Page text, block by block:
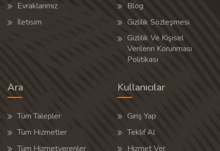
Evraklarımız
İletisim
Blog
Gizlilik Sözleşmesi
Gizlilik Ve Kişisel
Verilerin Korunması
Politikası
Ara
Tüm Talepler
Tüm Hizmetler
Tüm Hizmetverenler
Kullanıcılar
Giriş Yap
Teklif Al
Hizmet Ver